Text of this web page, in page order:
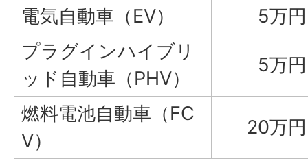
電気自動車（EV）
5万円
プラグインハイブリ
ッド自動車（PHV）
5万円
燃料電池自動車（FC
V）
20万円